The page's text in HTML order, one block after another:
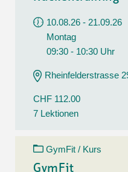
10.08.26 - 21.09.26
Montag
09:30 - 10:30 Uhr
Rheinfelderstrasse
CHF 112.00
7 Lektionen
GymFit / Kurs
GymFit